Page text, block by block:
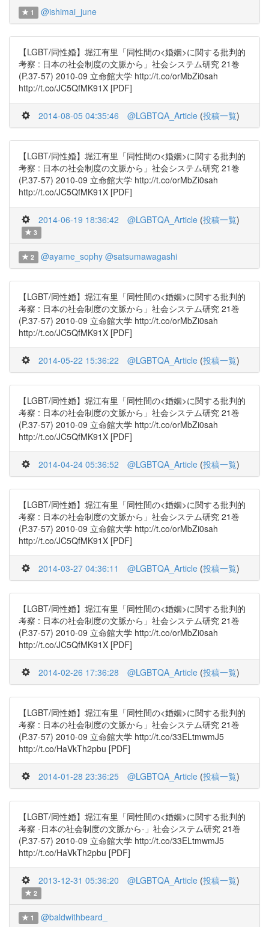
1 @ishimai_june
【LGBT/同性婚】堀江有里「同性間の<婚姻>に関する批判的
考察 : 日本の社会制度の文脈から」社会システム研究 21巻
(P.37-57) 2010-09 立命館大学 http://t.co/orMbZi0sah
http://t.co/JC5QfMK91X [PDF]
2014-08-05 04:35:46 @LGBTQA_Article (投稿一覧)
【LGBT/同性婚】堀江有里「同性間の<婚姻>に関する批判的
考察 : 日本の社会制度の文脈から」社会システム研究 21巻
(P.37-57) 2010-09 立命館大学 http://t.co/orMbZi0sah
http://t.co/JC5QfMK91X [PDF]
2014-06-19 18:36:42 @LGBTQA_Article (投稿一覧)
3
2 @ayame_sophy @satsumawagashi
【LGBT/同性婚】堀江有里「同性間の<婚姻>に関する批判的
考察 : 日本の社会制度の文脈から」社会システム研究 21巻
(P.37-57) 2010-09 立命館大学 http://t.co/orMbZi0sah
http://t.co/JC5QfMK91X [PDF]
2014-05-22 15:36:22 @LGBTQA_Article (投稿一覧)
【LGBT/同性婚】堀江有里「同性間の<婚姻>に関する批判的
考察 : 日本の社会制度の文脈から」社会システム研究 21巻
(P.37-57) 2010-09 立命館大学 http://t.co/orMbZi0sah
http://t.co/JC5QfMK91X [PDF]
2014-04-24 05:36:52 @LGBTQA_Article (投稿一覧)
【LGBT/同性婚】堀江有里「同性間の<婚姻>に関する批判的
考察 : 日本の社会制度の文脈から」社会システム研究 21巻
(P.37-57) 2010-09 立命館大学 http://t.co/orMbZi0sah
http://t.co/JC5QfMK91X [PDF]
2014-03-27 04:36:11 @LGBTQA_Article (投稿一覧)
【LGBT/同性婚】堀江有里「同性間の<婚姻>に関する批判的
考察 : 日本の社会制度の文脈から」社会システム研究 21巻
(P.37-57) 2010-09 立命館大学 http://t.co/orMbZi0sah
http://t.co/JC5QfMK91X [PDF]
2014-02-26 17:36:28 @LGBTQA_Article (投稿一覧)
【LGBT/同性婚】堀江有里「同性間の<婚姻>に関する批判的
考察 : 日本の社会制度の文脈から」社会システム研究 21巻
(P.37-57) 2010-09 立命館大学 http://t.co/33ELtmwmJ5
http://t.co/HaVkTh2pbu [PDF]
2014-01-28 23:36:25 @LGBTQA_Article (投稿一覧)
【LGBT/同性婚】堀江有里「同性間の<婚姻>に関する批判的
考察 -日本の社会制度の文脈から-」社会システム研究 21巻
(P.37-57) 2010-09 立命館大学 http://t.co/33ELtmwmJ5
http://t.co/HaVkTh2pbu [PDF]
2013-12-31 05:36:20 @LGBTQA_Article (投稿一覧)
2
1 @baldwithbeard_